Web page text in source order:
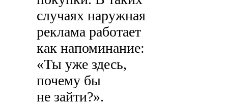
случаях наружная
реклама работает
как напоминание:
«Ты уже здесь,
почему бы
не зайти?».